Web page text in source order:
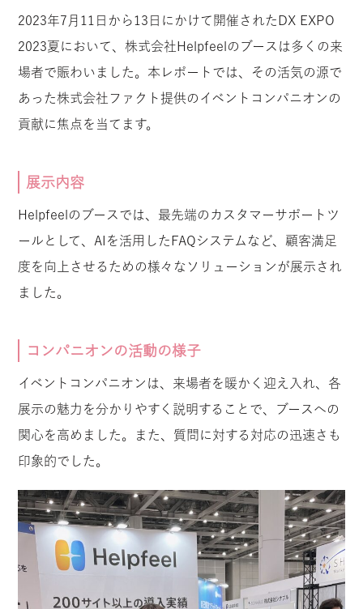
2023年7月11日から13日にかけて開催されたDX EXPO
2023夏において、株式会社Helpfeelのブースは多くの来
場者で賑わいました。本レポートでは、その活気の源で
あった株式会社ファクト提供のイベントコンパニオンの
貢献に焦点を当てます。
展示内容
Helpfeelのブースでは、最先端のカスタマーサポートツ
ールとして、AIを活用したFAQシステムなど、顧客満足
度を向上させるための様々なソリューションが展示され
ました。
コンパニオンの活動の様子
イベントコンパニオンは、来場者を暖かく迎え入れ、各
展示の魅力を分かりやすく説明することで、ブースへの
関心を高めました。また、質問に対する対応の迅速さも
印象的でした。